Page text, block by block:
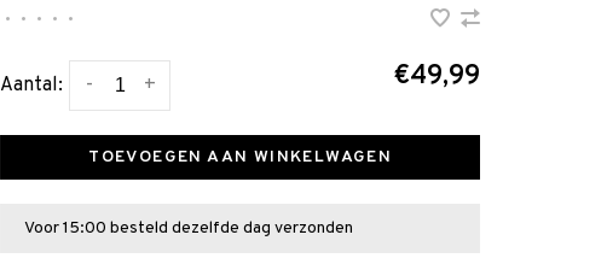
• • • • •
Aantal: +
- €49,99
TOEVOEGEN AAN WINKELWAGEN
Voor 15:00 besteld dezelfde dag verzonden